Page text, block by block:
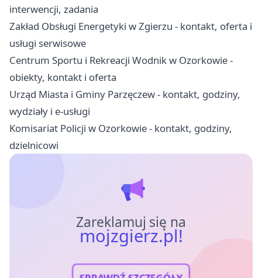
interwencji, zadania
Zakład Obsługi Energetyki w Zgierzu - kontakt, oferta i
usługi serwisowe
Centrum Sportu i Rekreacji Wodnik w Ozorkowie -
obiekty, kontakt i oferta
Urząd Miasta i Gminy Parzęczew - kontakt, godziny,
wydziały i e-usługi
Komisariat Policji w Ozorkowie - kontakt, godziny,
dzielnicowi
Zareklamuj się na
mojzgierz.pl!